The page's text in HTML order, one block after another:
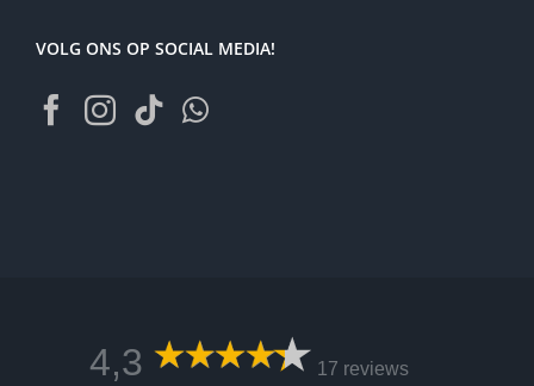
VOLG ONS OP SOCIAL MEDIA!
4,3 17 reviews